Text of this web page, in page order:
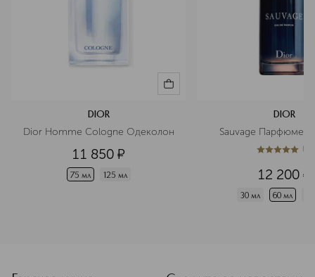
DIOR
Dior Homme Cologne Одеколон
11 850 ¤
75 мл 125 мл
DIOR
Sauvage
5из 51 (
12 200 ¤
30 мл 60 мл